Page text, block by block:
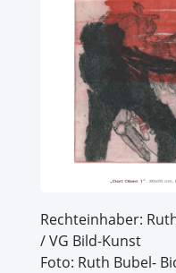
Rechteinhaber:
/ VG Bild-Kunst
Foto: Ruth Bubel-